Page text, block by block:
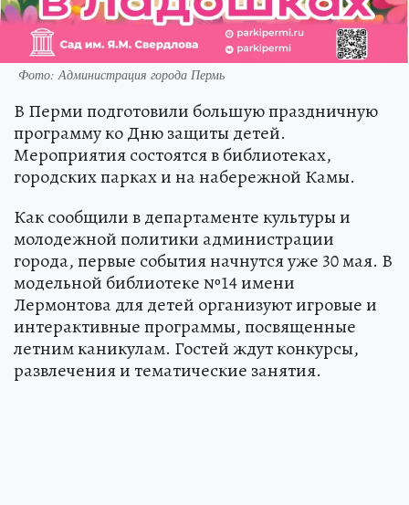
Фото: Администрация города Пермь
В Перми подготовили большую праздничную
программу ко Дню защиты детей.
Мероприятия состоятся в библиотеках,
городских парках и на набережной Камы.
Как сообщили в департаменте культуры и
молодежной политики администрации
города, первые события начнутся уже 30 мая. В
модельной библиотеке №14 имени
Лермонтова для детей организуют игровые и
интерактивные программы, посвященные
летним каникулам. Гостей ждут конкурсы,
развлечения и тематические занятия.